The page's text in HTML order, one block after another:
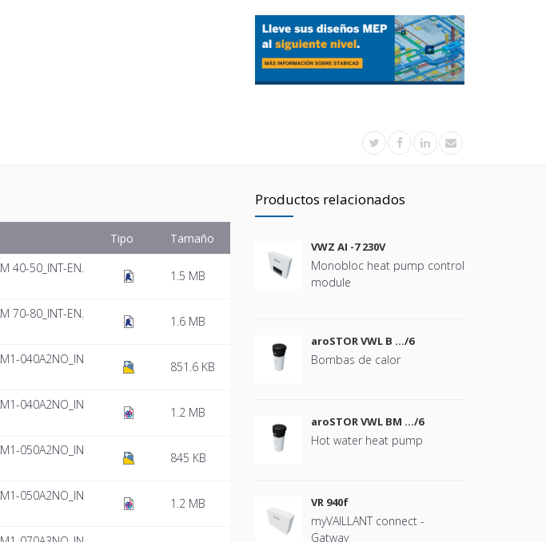
Tipo
Tamaño
40-50_INT-EN.
1.5 MB
70-80_INT-EN.
1.6 MB
040A2NO_IN
851.6 KB
040A2NO_IN
1.2 MB
050A2NO_IN
845 KB
050A2NO_IN
1.2 MB
Productos relacionados
VWZ AI -7 230V
Monobloc heat pump control
module
aroSTOR VWL B …/6
Bombas de calor
aroSTOR VWL BM …/6
Hot water heat pump
VR 940f
myVAILLANT connect -
Gatway